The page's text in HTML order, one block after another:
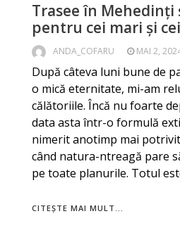
Trasee în Mehedinți
pentru cei mari și
ANDA_COFARU MAI 2,
După câteva luni bune de
o mică eternitate, mi-am
călătoriile. Încă nu foarte
data asta într-o formulă
nimerit anotimp mai
când natura-ntreagă pare
pe toate planurile. Totul
CITEȘTE MAI MULT...